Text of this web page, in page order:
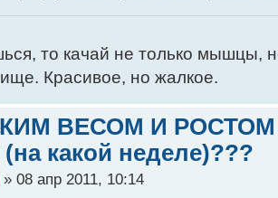
то качай не только мышцы,
Красивое, но жалкое.
ВЕСОМ И
какой неделе)???
» 08 апр 2011, 10:14